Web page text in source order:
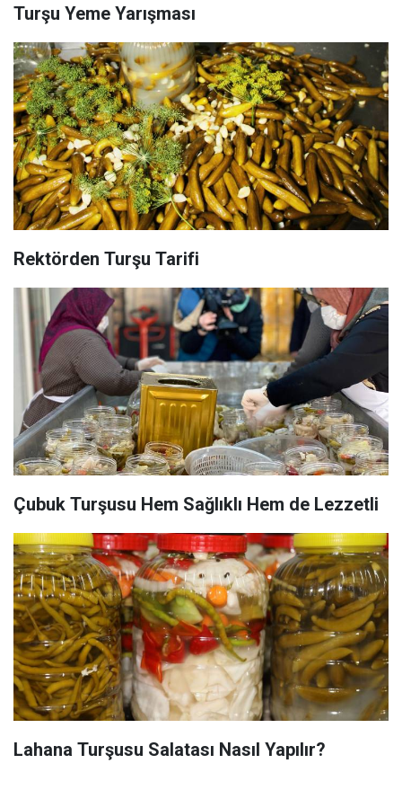
Turşu Yeme Yarışması
Rektörden Turşu Tarifi
Çubuk Turşusu Hem Sağlıklı Hem de Lezzetli
Lahana Turşusu Salatası Nasıl Yapılır?